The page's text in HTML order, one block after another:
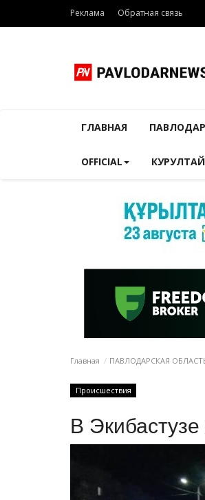
Реклама Обратная связь
ГЛАВНАЯ
OFFICIAL КУРУЛТАЙ
Главная ПАВЛОДАРСКАЯ
Происшествия
В